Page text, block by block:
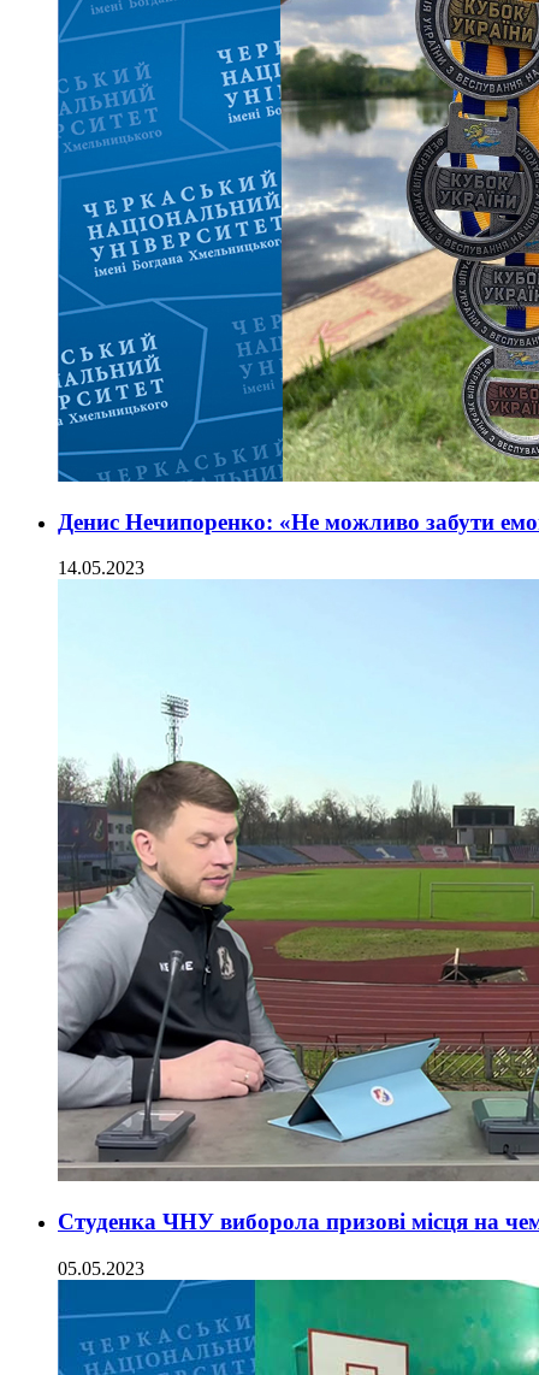
Денис Нечипоренко: «Не можливо забути
14.05.2023
Студенка ЧНУ виборола призові місця на
05.05.2023